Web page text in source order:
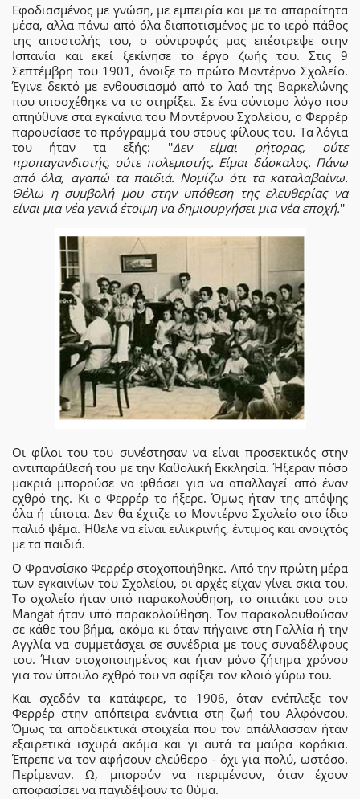
Εφοδιασμένος με γνώση, με εμπειρία και με τα απαραίτητα
μέσα, αλλα πάνω από όλα διαποτισμένος με το ιερό πάθος
της αποστολής του, ο σύντροφός μας επέστρεψε στην
Ισπανία και εκεί ξεκίνησε το έργο ζωής του. Στις 9
Σεπτέμβρη του 1901, άνοιξε το πρώτο Μοντέρνο Σχολείο.
Έγινε δεκτό με ενθουσιασμό από το λαό της Βαρκελώνης
που υποσχέθηκε να το στηρίξει. Σε ένα σύντομο λόγο που
απηύθυνε στα εγκαίνια του Μοντέρνου Σχολείου, ο Φερρέρ
παρουσίασε το πρόγραμμά του στους φίλους του. Τα λόγια
του ήταν τα εξής: ''Δεν είμαι ρήτορας, ούτε
προπαγανδιστής, ούτε πολεμιστής. Είμαι δάσκαλος. Πάνω
από όλα, αγαπώ τα παιδιά. Νομίζω ότι τα καταλαβαίνω.
Θέλω η συμβολή μου στην υπόθεση της ελευθερίας να
είναι μια νέα γενιά έτοιμη να δημιουργήσει μια νέα εποχή.''
Οι φίλοι του του συνέστησαν να είναι προσεκτικός στην
αντιπαράθεσή του με την Καθολική Εκκλησία. Ήξεραν πόσο
μακριά μπορούσε να φθάσει για να απαλλαγεί από έναν
εχθρό της. Κι ο Φερρέρ το ήξερε. Όμως ήταν της απόψης
όλα ή τίποτα. Δεν θα έχτιζε το Μοντέρνο Σχολείο στο ίδιο
παλιό ψέμα. Ήθελε να είναι ειλικρινής, έντιμος και ανοιχτός
με τα παιδιά.
Ο Φρανσίσκο Φερρέρ στοχοποιήθηκε. Από την πρώτη μέρα
των εγκαινίων του Σχολείου, οι αρχές είχαν γίνει σκια του.
Το σχολείο ήταν υπό παρακολούθηση, το σπιτάκι του στο
Mangat ήταν υπό παρακολούθηση. Τον παρακολουθούσαν
σε κάθε του βήμα, ακόμα κι όταν πήγαινε στη Γαλλία ή την
Αγγλία να συμμετάσχει σε συνέδρια με τους συναδέλφους
του. Ήταν στοχοποιημένος και ήταν μόνο ζήτημα χρόνου
για τον ύπουλο εχθρό του να σφίξει τον κλοιό γύρω του.
Και σχεδόν τα κατάφερε, το 1906, όταν ενέπλεξε τον
Φερρέρ στην απόπειρα ενάντια στη ζωή του Αλφόνσου.
Όμως τα αποδεικτικά στοιχεία που τον απάλλασσαν ήταν
εξαιρετικά ισχυρά ακόμα και γι αυτά τα μαύρα κοράκια.
Έπρεπε να τον αφήσουν ελεύθερο - όχι για πολύ, ωστόσο.
Περίμεναν. Ω, μπορούν να περιμένουν, όταν έχουν
αποφασίσει να παγιδέψουν το θύμα.